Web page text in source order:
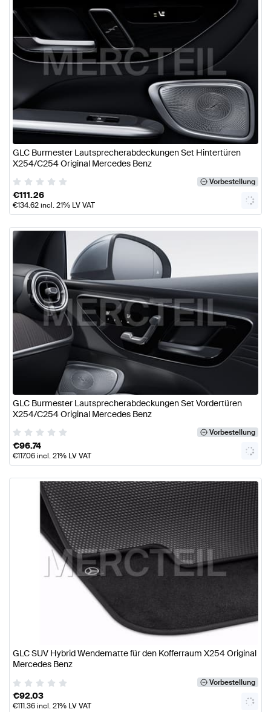
GLC Burmester Lautsprecherabdeckungen Set Hintertüren
X254/C254 Original Mercedes Benz
Vorbestellung
€111.26
€134.62incl. 21% LV VAT
GLC Burmester Lautsprecherabdeckungen Set Vordertüren
X254/C254 Original Mercedes Benz
Vorbestellung
€96.74
€117.06incl. 21% LV VAT
GLC SUV Hybrid Wendematte für den Kofferraum X254 Original
Mercedes Benz
Vorbestellung
€92.03
€111.36incl. 21% LV VAT